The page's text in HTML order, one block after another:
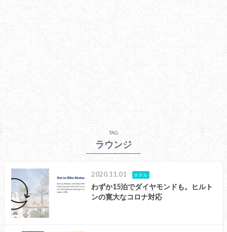
TAG
ラウンジ
2020.11.01 ホテル
わずか15泊でダイヤモンドも。ヒルト
ンの寛大なコロナ対応